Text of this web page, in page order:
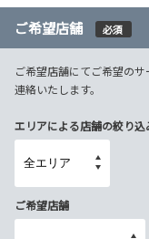
ご希望店舗 必須
ご希望店舗にてご希望の
連絡いたします。
エリアによる店舗の絞り込
ご希望店舗